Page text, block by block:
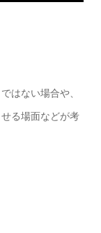
はない場合や、
る場面などが考